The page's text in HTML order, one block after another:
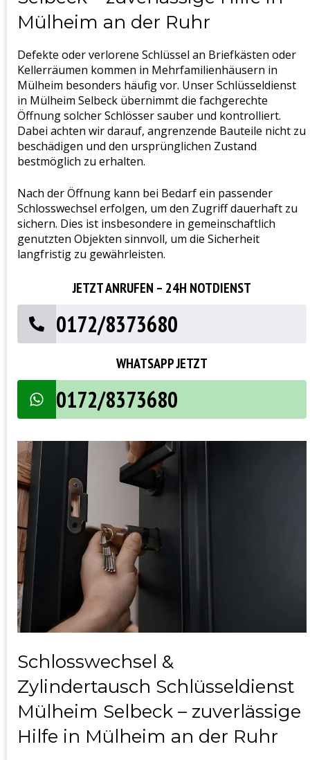
Mülheim an der Ruhr
Defekte oder verlorene Schlüssel an Briefkästen oder
Kellerräumen kommen in Mehrfamilienhäusern in
Mülheim besonders häufig vor. Unser Schlüsseldienst
in Mülheim Selbeck übernimmt die fachgerechte
Öffnung solcher Schlösser sauber und kontrolliert.
Dabei achten wir darauf, angrenzende Bauteile nicht zu
beschädigen und den ursprünglichen Zustand
bestmöglich zu erhalten.
Nach der Öffnung kann bei Bedarf ein passender
Schlosswechsel erfolgen, um den Zugriff dauerhaft zu
sichern. Dies ist insbesondere in gemeinschaftlich
genutzten Objekten sinnvoll, um die Sicherheit
langfristig zu gewährleisten.
JETZT ANRUFEN – 24H NOTDIENST
0172/8373680
WHATSAPP JETZT
0172/8373680
Schlosswechsel &
Zylindertausch Schlüsseldienst
Mülheim Selbeck – zuverlässige
Hilfe in Mülheim an der Ruhr